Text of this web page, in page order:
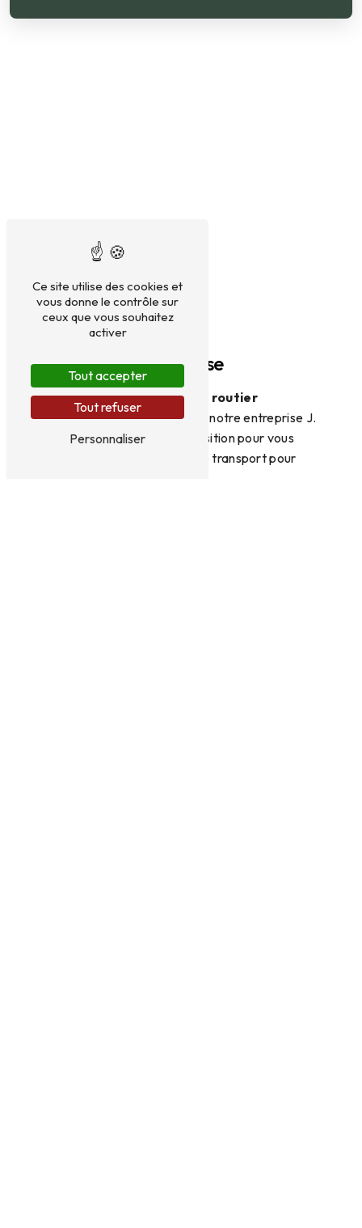
J.MULLER & CIE
Transport France-Suisse
Spécialisée dans letransport routier
transfrontalierdepuis 1960, notre entreprise J.
Muller et Cie est à votre disposition pour vous
proposer le meilleur service de transport pour
Ce site utilise des cookies et
vous donne le contrôle sur
ceux que vous souhaitez
activer
Tout accepter
Tout refuser
Personnaliser